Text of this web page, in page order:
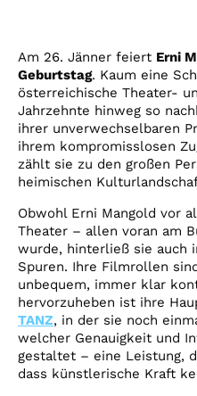
Am 26. Jänner feiert Erni
Geburtstag. Kaum eine
österreichische Theater-
Jahrzehnte hinweg so
ihrer unverwechselbaren
ihrem kompromisslosen
zählt sie zu den großen
heimischen
Obwohl Erni Mangold vor
Theater – allen voran am
wurde, hinterließ sie auch
Spuren. Ihre Filmrollen
unbequem, immer klar
hervorzuheben ist ihre
TANZ, in der sie noch
welcher Genauigkeit und
gestaltet – eine Leistung,
dass künstlerische Kraft